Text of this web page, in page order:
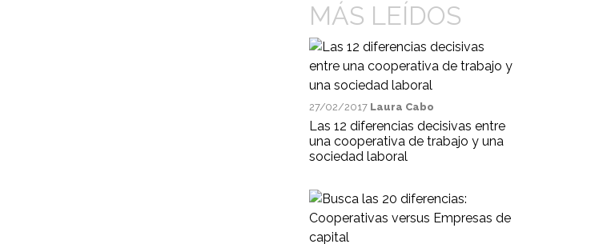
MÁS LEÍDOS
27/02/2017 Laura Cabo
Las 12 diferencias decisivas entre
una cooperativa de trabajo y una
sociedad laboral